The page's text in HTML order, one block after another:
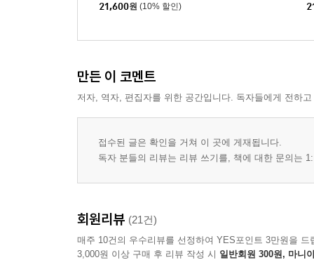
21,600원 (10% 할인)
만든 이 코멘트
저자, 역자, 편집자를 위한 공간입니다. 독자들에게 전하
접수된 글은 확인을 거쳐 이 곳에 게재됩니다.
독자 분들의 리뷰는 리뷰 쓰기를, 책에 대한 문의는
회원리뷰 (21건)
매주 10건의 우수리뷰를 선정하여 YES포인트 3만원을 드
3,000원 이상 구매 후 리뷰 작성 시 일반회원 300원, 마니